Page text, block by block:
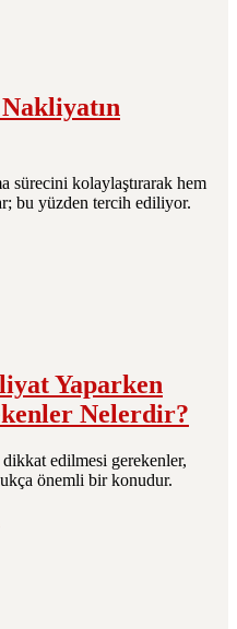
sürecini kolaylaştırarak hem
bu yüzden tercih ediliyor.
Yaparken
Nelerdir?
edilmesi gerekenler,
önemli bir konudur.